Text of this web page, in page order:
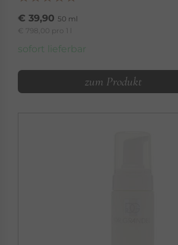
€ 39,90 50 ml
€ 798,00 pro 1 l
sofort lieferbar
zum Produkt